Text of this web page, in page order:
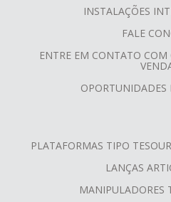
MENUINSTALAÇÕES
FALE
ENTRE EM CONTATO
OPORTUNIDADES
PLATAFORMAS TIPO
LANÇAS
MANIPULADORES